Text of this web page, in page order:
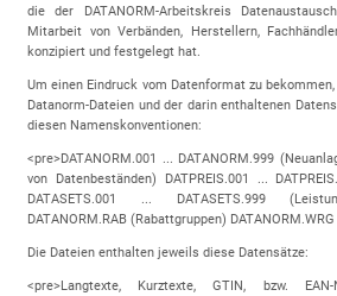
die der DATANORM-Arbeitskreis
Mitarbeit von Verbänden, Herstellern,
konzipiert und festgelegt hat.
Um einen Eindruck vom Datenformat zu
Datanorm-Dateien und der darin enthaltenen
diesen Namenskonventionen:
<pre>DATANORM.001 ... DATANORM.999
von Datenbeständen) DATPREIS.001 ...
DATASETS.001 ... DATASETS.999
DATANORM.RAB (Rabattgruppen)
Die Dateien enthalten jeweils diese Datensätze:
<pre>Langtexte, Kurztexte, GTIN, bzw. EAN-